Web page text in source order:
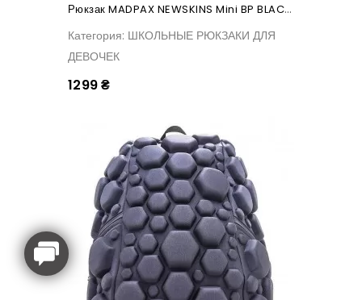
Рюкзак MADPAX NEWSKINS Mini BP BLACK ON TRACK
Категория: ШКОЛЬНЫЕ РЮКЗАКИ ДЛЯ
ДЕВОЧЕК
1299 ₴